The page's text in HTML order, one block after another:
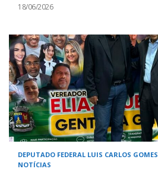
18/06/2026
DEPUTADO FEDERAL LUIS CARLOS GOMES
NOTÍCIAS